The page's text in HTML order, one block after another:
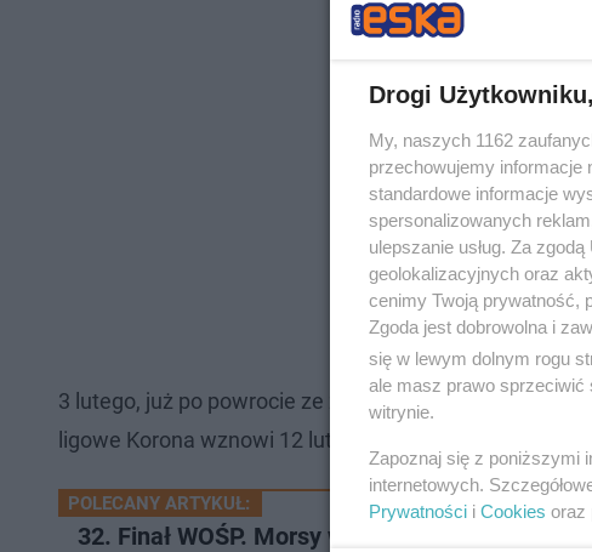
3 lutego, już po powrocie ze zgrupowania, w planach
ligowe Korona wznowi 12 lutego meczem na własnym
POLECANY ARTYKUŁ:
32. Finał WOŚP. Morsy w Szwecji zagrały
Drogi Użytkowniku,
My, naszych 1162
przechowujemy informacje
standardowe informacje
spersonalizowanych
ulepszanie usług. Za
geolokalizacyjnych oraz
cenimy Twoją prywatność,
Zgoda jest dobrowolna i
się w lewym dolnym rogu
ale masz prawo sprzeciwić
witrynie.
Zapoznaj się z poniższymi
internetowych.
Prywatności i Cookies oraz